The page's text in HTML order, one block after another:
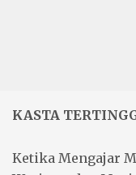
KASTA
Ketika Mengajar